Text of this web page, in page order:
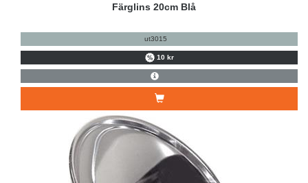
Färglins 20cm Blå
ut3015
10 kr